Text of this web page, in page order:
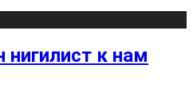
нигилист к нам